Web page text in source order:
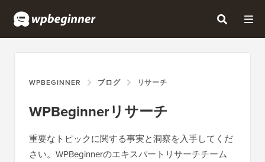
WPBEGINNER ブログ リサーチ
WPBeginnerリサーチ
重要なトピックに関する事実と洞察を入手してくだ
さい。WPBeginnerのエキスパートリサーチチーム